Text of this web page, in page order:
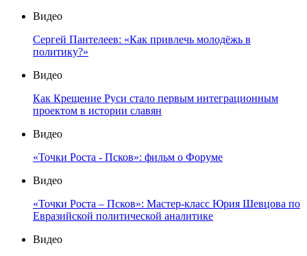
Видео
Сергей Пантелеев: «Как привлечь молодёжь в
политику?»
Видео
Как Крещение Руси стало первым интеграционным
проектом в истории славян
Видео
«Точки Роста - Псков»: фильм о Форуме
Видео
«Точки Роста – Псков»: Мастер-класс Юрия Шевцова по
Евразийской политической аналитике
Видео